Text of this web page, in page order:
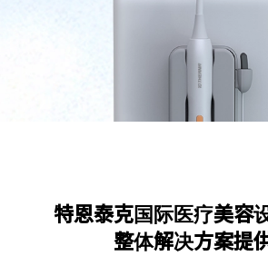
特恩泰克国际医疗美容
整体解决方案提